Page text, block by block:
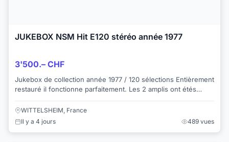
JUKEBOX NSM Hit E120 stéréo année 1977
3'500.– CHF
Jukebox de collection année 1977 / 120 sélections Entièrement
restauré il fonctionne parfaitement. Les 2 amplis ont étés
WITTELSHEIM, France
Il y a 4 jours
489 vues